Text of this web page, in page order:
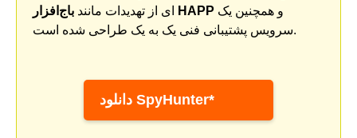
ای از تهدیدات مانند
باج‌افزار HAPP
سرویس پشتیبانی فنی یک به یک طراحی شده است.
دانلود SpyHunter*